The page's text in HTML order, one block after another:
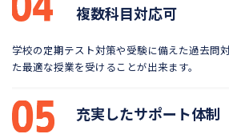
複数科目対応可
学校の定期テスト対策や受験に備えた過去問対
た最適な授業を受けることが出来ます。
充実したサポート体制